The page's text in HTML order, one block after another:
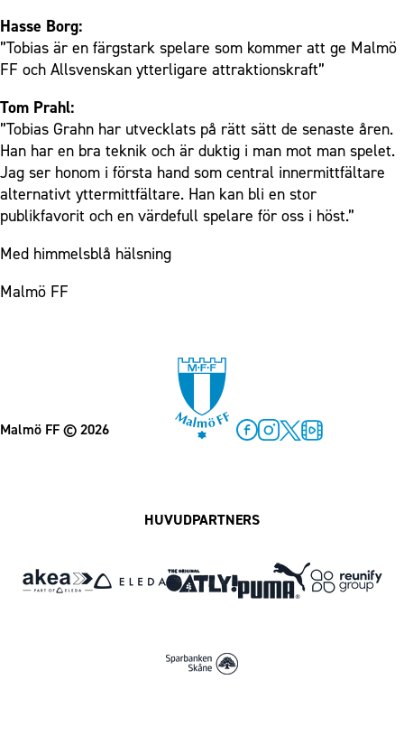
Hasse Borg:
”Tobias är en färgstark spelare som kommer att ge Malmö
FF och Allsvenskan ytterligare attraktionskraft”
Tom Prahl:
”Tobias Grahn har utvecklats på rätt sätt de senaste åren.
Han har en bra teknik och är duktig i man mot man spelet.
Jag ser honom i första hand som central innermittfältare
alternativt yttermittfältare. Han kan bli en stor
publikfavorit och en värdefull spelare för oss i höst.”
Med himmelsblå hälsning
Malmö FF
Malmö FF© 2026
HUVUDPARTNERS